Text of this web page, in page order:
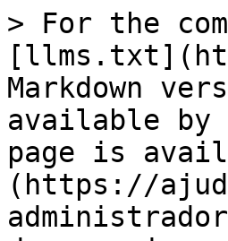
> For the
Markdown
available by
page is
(https://